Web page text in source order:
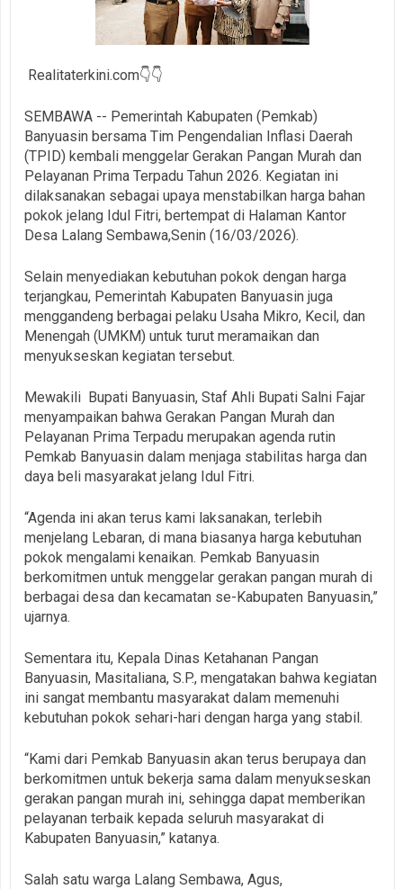
Realitaterkini.com👇👇
SEMBAWA -- Pemerintah Kabupaten (Pemkab)
Banyuasin bersama Tim Pengendalian Inflasi Daerah
(TPID) kembali menggelar Gerakan Pangan Murah dan
Pelayanan Prima Terpadu Tahun 2026. Kegiatan ini
dilaksanakan sebagai upaya menstabilkan harga bahan
pokok jelang Idul Fitri, bertempat di Halaman Kantor
Desa Lalang Sembawa,Senin (16/03/2026).
Selain menyediakan kebutuhan pokok dengan harga
terjangkau, Pemerintah Kabupaten Banyuasin juga
menggandeng berbagai pelaku Usaha Mikro, Kecil, dan
Menengah (UMKM) untuk turut meramaikan dan
menyukseskan kegiatan tersebut.
Mewakili Bupati Banyuasin, Staf Ahli Bupati Salni Fajar
menyampaikan bahwa Gerakan Pangan Murah dan
Pelayanan Prima Terpadu merupakan agenda rutin
Pemkab Banyuasin dalam menjaga stabilitas harga dan
daya beli masyarakat jelang Idul Fitri.
“Agenda ini akan terus kami laksanakan, terlebih
menjelang Lebaran, di mana biasanya harga kebutuhan
pokok mengalami kenaikan. Pemkab Banyuasin
berkomitmen untuk menggelar gerakan pangan murah di
berbagai desa dan kecamatan se-Kabupaten Banyuasin,”
ujarnya.
Sementara itu, Kepala Dinas Ketahanan Pangan
Banyuasin, Masitaliana, S.P., mengatakan bahwa kegiatan
ini sangat membantu masyarakat dalam memenuhi
kebutuhan pokok sehari-hari dengan harga yang stabil.
“Kami dari Pemkab Banyuasin akan terus berupaya dan
berkomitmen untuk bekerja sama dalam menyukseskan
gerakan pangan murah ini, sehingga dapat memberikan
pelayanan terbaik kepada seluruh masyarakat di
Kabupaten Banyuasin,” katanya.
Salah satu warga Lalang Sembawa, Agus,